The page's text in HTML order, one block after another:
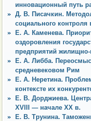
инновационный путь
Д. В. Писачкин.
социального контроля
Е. А. Каменева.
оздоровления
предприятий
Е. А. Либба.
средневековом Рим
Е. А. Неретина.
контексте их
Е. В. Дорджиева.
XVIII — начале XX в.
Е. В. Трунина.